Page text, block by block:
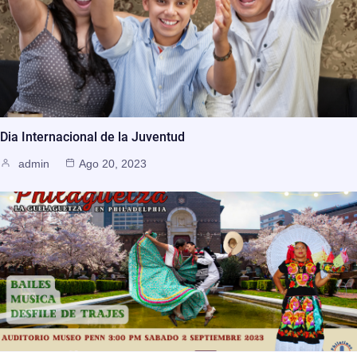
Dia Internacional de la Juventud
admin Ago 20, 2023